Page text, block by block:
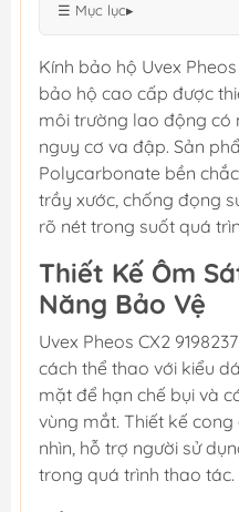
☰ Mục lục▸
Kính bảo hộ Uvex
bảo hộ cao cấp được
môi trường lao động có
nguy cơ va đập. Sản
Polycarbonate bền
trầy xước, chống đọng
rõ nét trong suốt quá
Thiết Kế Ôm
Năng Bảo Vệ
Uvex Pheos CX2
cách thể thao với kiểu
mặt để hạn chế bụi và
vùng mắt. Thiết kế
nhìn, hỗ trợ người sử
trong quá trình thao tác.